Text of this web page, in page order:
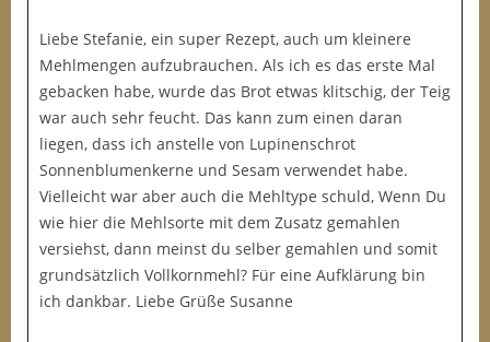
Liebe Stefanie, ein super Rezept, auch um kleinere
Mehlmengen aufzubrauchen. Als ich es das erste Mal
gebacken habe, wurde das Brot etwas klitschig, der Teig
war auch sehr feucht. Das kann zum einen daran
liegen, dass ich anstelle von Lupinenschrot
Sonnenblumenkerne und Sesam verwendet habe.
Vielleicht war aber auch die Mehltype schuld, Wenn Du
wie hier die Mehlsorte mit dem Zusatz gemahlen
versiehst, dann meinst du selber gemahlen und somit
grundsätzlich Vollkornmehl? Für eine Aufklärung bin
ich dankbar. Liebe Grüße Susanne